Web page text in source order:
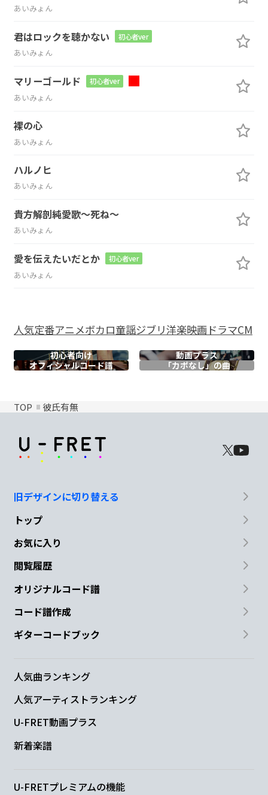
あいみょん
君はロックを聴かない 初心者ver
あいみょん
マリーゴールド 初心者ver
あいみょん
裸の心
あいみょん
ハルノヒ
あいみょん
貴方解剖純愛歌～死ね～
あいみょん
愛を伝えたいだとか 初心者ver
あいみょん
人気定番アニメボカロ童謡ジブリ洋楽映画ドラマCM
初心者向け
動画プラス
オフィシャルコード譜 「カポなし」の曲
TOP 彼氏有無
旧デザインに切り替える
トップ
お気に入り
閲覧履歴
オリジナルコード譜
コード譜作成
ギターコードブック
人気曲ランキング
人気アーティストランキング
U-FRET動画プラス
新着楽譜
U-FRETプレミアムの機能